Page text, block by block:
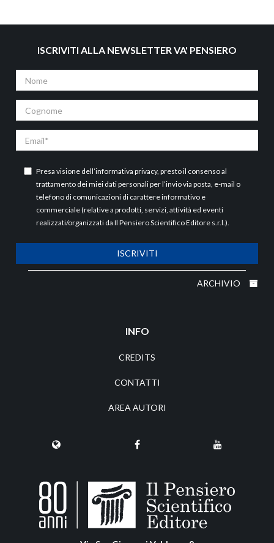
ISCRIVITI ALLA NEWSLETTER VA' PENSIERO
Presa visione dell’informativa privacy, presto il consenso al
trattamento dei miei dati personali per l’invio via posta, e-mail o
telefono di comunicazioni di carattere informativo e
commerciale (relative a prodotti, servizi, attività ed eventi
realizzati/organizzati da Il Pensiero Scientifico Editore s.r.l.).
ISCRIVITI
ARCHIVIO
INFO
CREDITS
CONTATTI
AREA AUTORI